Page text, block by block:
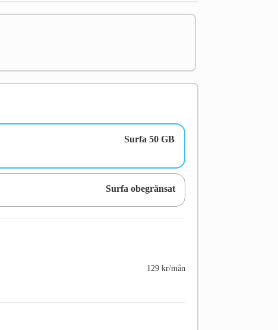
Surfa 50 GB
Surfa obegränsat
129 kr/mån